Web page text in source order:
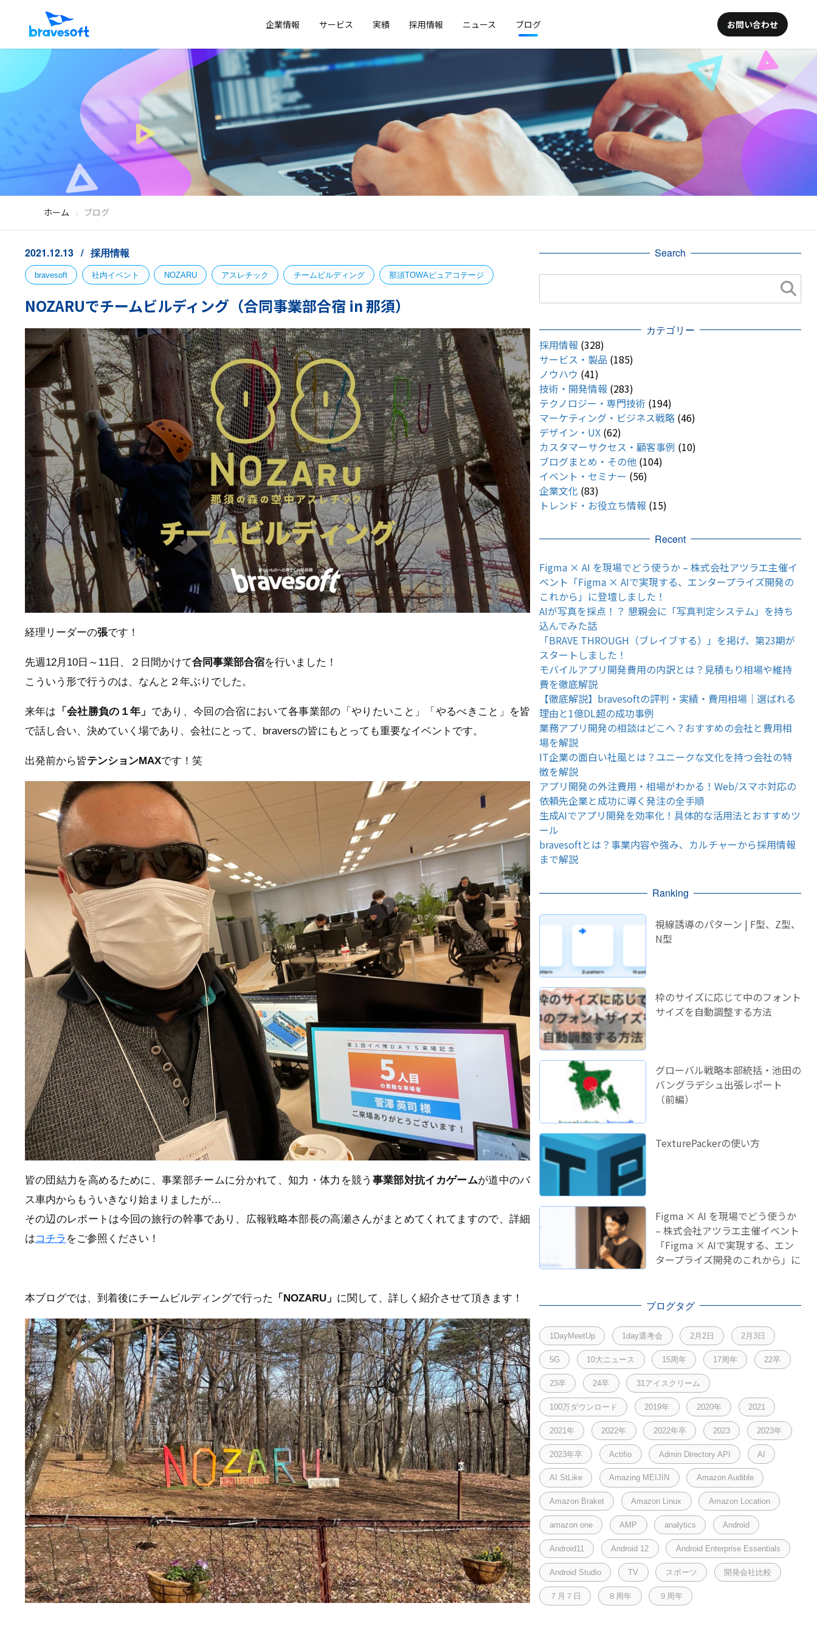
企業情報 サービス 実績 採用情報 ニュース ブログ お問い合わせ
ホーム ブログ
2021.12.13 採用情報
bravesoft 社内イベント NOZARU アスレチック チームビルディング 那須TOWAピュアコテージ
NOZARUでチームビルディング（合同事業部合宿 in 那須）
経理リーダーの張です！
先週12月10日～11日、２日間かけて合同事業部合宿を行いました！
こういう形で行うのは、なんと２年ぶりでした。
来年は 「会社勝負の１年」 であり、今回の合宿において各事業部の「やりたいこと」「やるべきこと」を皆
で話し合い、決めていく場であり、会社にとって、braversの皆にもとっても重要なイベントです。
出発前から皆テンションMAXです！笑
皆の団結力を高めるために、事業部チームに分かれて、知力・体力を競う 事業部対抗イカゲームが道中のバ
ス車内からもういきなり始まりましたが…
その辺のレポートは今回の旅行の幹事であり、広報戦略本部長の高瀬さんがまとめてくれてますので、詳細
はコチラ をご参照ください！
本ブログでは、到着後にチームビルディングで行った 「NOZARU」 に関して、詳しく紹介させて頂きます！
Search
カテゴリー
採用情報 (328)
サービス・製品 (185)
ノウハウ (41)
技術・開発情報 (283)
テクノロジー・専門技術 (194)
マーケティング・ビジネス戦略 (46)
デザイン・UX (62)
カスタマーサクセス・顧客事例 (10)
ブログまとめ・その他 (104)
イベント・セミナー (56)
企業文化 (83)
トレンド・お役立ち情報 (15)
Recent
Figma × AI を現場でどう使うか – 株式会社アツラエ主催イ
ベント「Figma × AIで実現する、エンタープライズ開発の
これから」に登壇しました！
AIが写真を採点！？ 懇親会に「写真判定システム」を持ち
込んでみた話
「BRAVE THROUGH（ブレイブする）」を掲げ、第23期が
スタートしました！
モバイルアプリ開発費用の内訳とは？見積もり相場や維持
費を徹底解説
【徹底解説】bravesoftの評判・実績・費用相場｜選ばれる
理由と1億DL超の成功事例
業務アプリ開発の相談はどこへ？おすすめの会社と費用相
場を解説
IT企業の面白い社風とは？ユニークな文化を持つ会社の特
徴を解説
アプリ開発の外注費用・相場がわかる！Web/スマホ対応の
依頼先企業と成功に導く発注の全手順
生成AIでアプリ開発を効率化！具体的な活用法とおすすめツ
ール
bravesoftとは？事業内容や強み、カルチャーから採用情報
まで解説
Ranking
視線誘導のパターン | F型、Z型、
N型
枠のサイズに応じて中のフォント
サイズを自動調整する方法
グローバル戦略本部統括・池田の
バングラデシュ出張レポート
（前編）
TexturePackerの使い方
Figma × AI を現場でどう使うか
– 株式会社アツラエ主催イベント
「Figma × AIで実現する、エン
タープライズ開発のこれから」に
ブログタグ
1DayMeetUp 1day選考会 2月2日 2月3日
5G 10大ニュース 15周年 17周年 22卒
23卒 24卒 31アイスクリーム
100万ダウンロード 2019年 2020年 2021
2021年 2022年 2022年卒 2023 2023年
2023年卒 Actifio Admin Directory API AI
AI StLike Amazing MEIJIN Amazon Audible
Amazon Braket Amazon Linux Amazon Location
amazon one AMP analytics Android
Android11 Android 12 Android Enterprise Essentials
Android Studio TV スポーツ 開発会社比較
７月７日 ８周年 ９周年